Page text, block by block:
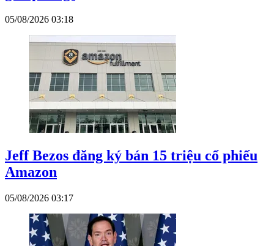
05/08/2026 03:18
Jeff Bezos đăng ký bán 15 triệu cổ phiếu
Amazon
05/08/2026 03:17